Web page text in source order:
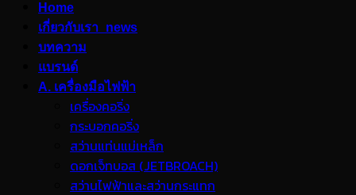
Home
เกี่ยวกับเรา_news
บทความ
แบรนด์
A. เครื่องมือไฟฟ้า
เครื่องคอริ่ง
กระบอกคอริ่ง
สว่านแท่นแม่เหล็ก
ดอกเจ็ทบอส (JETBROACH)
สว่านไฟฟ้าและสว่านกระแทก